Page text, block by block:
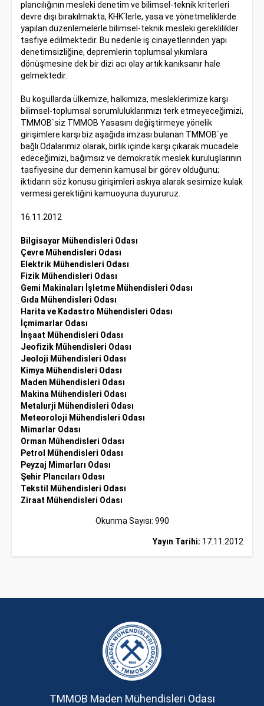
plancılığının mesleki denetim ve bilimsel-teknik kriterleri
devre dışı bırakılmakta, KHK`lerle, yasa ve yönetmeliklerde
yapılan düzenlemelerle bilimsel-teknik mesleki gereklilikler
tasfiye edilmektedir. Bu nedenle iş cinayetlerinden yapı
denetimsizliğine, depremlerin toplumsal yıkımlara
dönüşmesine dek bir dizi acı olay artık kanıksanır hale
gelmektedir.
Bu koşullarda ülkemize, halkımıza, mesleklerimize karşı
bilimsel-toplumsal sorumluluklarımızı terk etmeyeceğimizi,
TMMOB`siz TMMOB Yasasını değiştirmeye yönelik
girişimlere karşı biz aşağıda imzası bulanan TMMOB`ye
bağlı Odalarımız olarak, birlik içinde karşı çıkarak mücadele
edeceğimizi, bağımsız ve demokratik meslek kuruluşlarının
tasfiyesine dur demenin kamusal bir görev olduğunu;
iktidarın söz konusu girişimleri askıya alarak sesimize kulak
vermesi gerektiğini kamuoyuna duyururuz.
16.11.2012
Bilgisayar Mühendisleri Odası
Çevre Mühendisleri Odası
Elektrik Mühendisleri Odası
Fizik Mühendisleri Odası
Gemi Makinaları İşletme Mühendisleri Odası
Gıda Mühendisleri Odası
Harita ve Kadastro Mühendisleri Odası
İçmimarlar Odası
İnşaat Mühendisleri Odası
Jeofizik Mühendisleri Odası
Jeoloji Mühendisleri Odası
Kimya Mühendisleri Odası
Maden Mühendisleri Odası
Makina Mühendisleri Odası
Metalurji Mühendisleri Odası
Meteoroloji Mühendisleri Odası
Mimarlar Odası
Orman Mühendisleri Odası
Petrol Mühendisleri Odası
Peyzaj Mimarları Odası
Şehir Plancıları Odası
Tekstil Mühendisleri Odası
Ziraat Mühendisleri Odası
Okunma Sayısı: 990
Yayın Tarihi: 17.11.2012
TMMOB Maden Mühendisleri Odası